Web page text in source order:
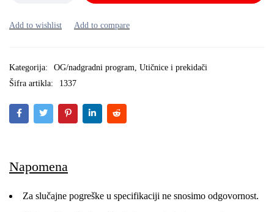
Kategorija: OG/nadgradni program, Utičnice i prekidači
Šifra artikla:
1337
Napomena
Za slučajne pogreške u specifikaciji ne snosimo odgovornost.